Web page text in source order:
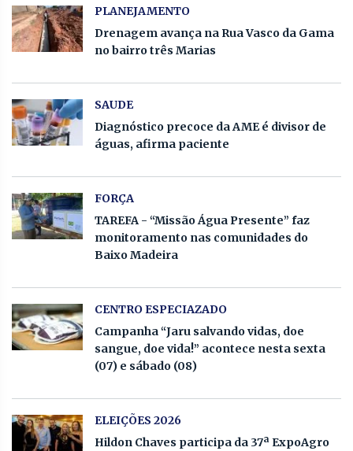
PLANEJAMENTO
Drenagem avança na Rua Vasco da Gama
no bairro três Marias
SAUDE
Diagnóstico precoce da AME é divisor de
águas, afirma paciente
FORÇA
TAREFA - “Missão Água Presente” faz
monitoramento nas comunidades do
Baixo Madeira
CENTRO ESPECIAZADO
Campanha “Jaru salvando vidas, doe
sangue, doe vida!” acontece nesta sexta
(07) e sábado (08)
ELEIÇÕES 2026
Hildon Chaves participa da 37ª ExpoAgro